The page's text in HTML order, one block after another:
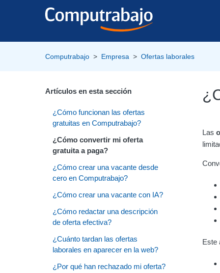
Computrabajo Empresa Ofertas laborales
Artículos en esta sección
¿Cómo funcionan las ofertas
gratuitas en Computrabajo?
¿Cómo convertir mi oferta
gratuita a paga?
¿Cómo crear una vacante desde
cero en Computrabajo?
¿Cómo crear una vacante con IA?
¿Cómo redactar una descripción
de oferta efectiva?
¿Cuánto tardan las ofertas
laborales en aparecer en la web?
¿Por qué han rechazado mi oferta?
Las
Este